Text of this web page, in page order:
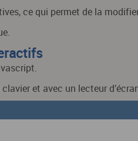
ce qui permet de la
et avec un lecteur